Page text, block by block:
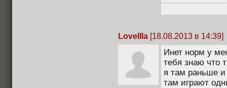
LoveIIIa [18.08.2013 в 14:39]
Инет норм у
тебя знаю что
я там раньше
там играют